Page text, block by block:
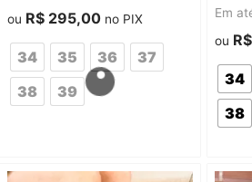
ou R$ 295,00 no PIX
34 35 36
37
38
39
Em
ou R$
34
38